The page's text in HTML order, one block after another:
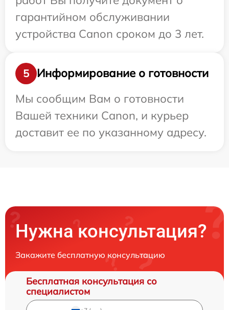
гарантийном обслуживании
устройства Canon сроком до 3 лет.
5
Информирование о готовности
Мы сообщим Вам о готовности
Вашей техники Canon, и курьер
доставит ее по указанному адресу.
Нужна консультация?
Закажите бесплатную консультацию
Бесплатная консультация со
специалистом